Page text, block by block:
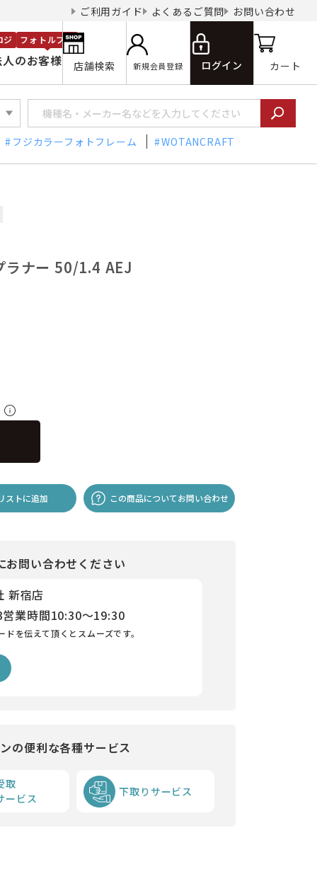
ご利用ガイド よくあるご質問 お問い合わせ
のお客様
ジ フォトルプロ
店舗検索 新規会員登録 ログイン カート
フジカラーフォトフレーム WOTANCRAFT
ラナー 50/1.4 AEJ
ストに追加 この商品についてお問い合わせ
お問い合わせください
新宿店
営業時間10:30～19:30
を伝えて頂くとスムーズです。
の便利な各種サービス
取
ービス
下取りサービス